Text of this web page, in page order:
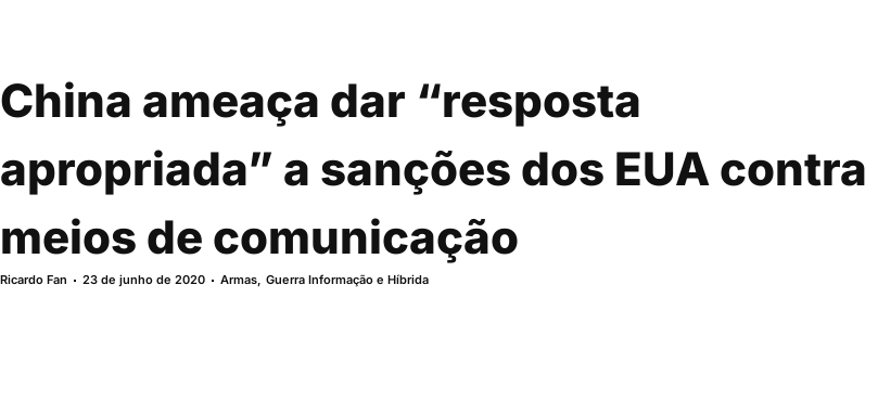
China ameaça dar “resposta
apropriada” a sanções dos EUA contra
meios de comunicação
Ricardo Fan 23 de junho de 2020 Armas,Guerra Informação e Híbrida